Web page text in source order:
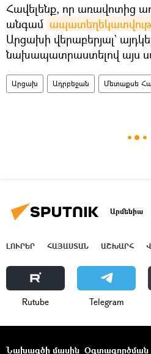
Հավելենք, որ առավոտից
անգամ
Արցախի վերաբերյալ`
նախապատրաստելով այս
Արցախ Ադրբեջան Մետաքսե
Արմենիա
ԼՈՒՐԵՐ ՀԱՅԱՍՏԱՆ ԱՇԽԱՐՀ
Rutube Telegram
Նախագծի մասին Օգտագործման